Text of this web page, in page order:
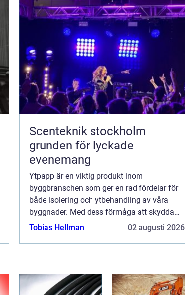
Scenteknik stockholm
grunden för lyckade
evenemang
Ytpapp är en viktig produkt inom
byggbranschen som ger en rad fördelar för
både isolering och ytbehandling av våra
byggnader. Med dess förmåga att skydda
och förbättra byggnadsmaterial har ytpapp
Tobias Hellman 02 augusti 2026